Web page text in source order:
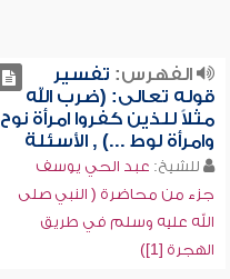
الفهرس: تفسير
قوله تعالى: (ضرب الله
مثلاً للذين كفروا امرأة نوح
وامرأة لوط ...) , الأسئلة
للشيخ: عبد الحي يوسف
جزء من محاضرة ( النبي صلى
الله عليه وسلم في طريق
الهجرة [1])